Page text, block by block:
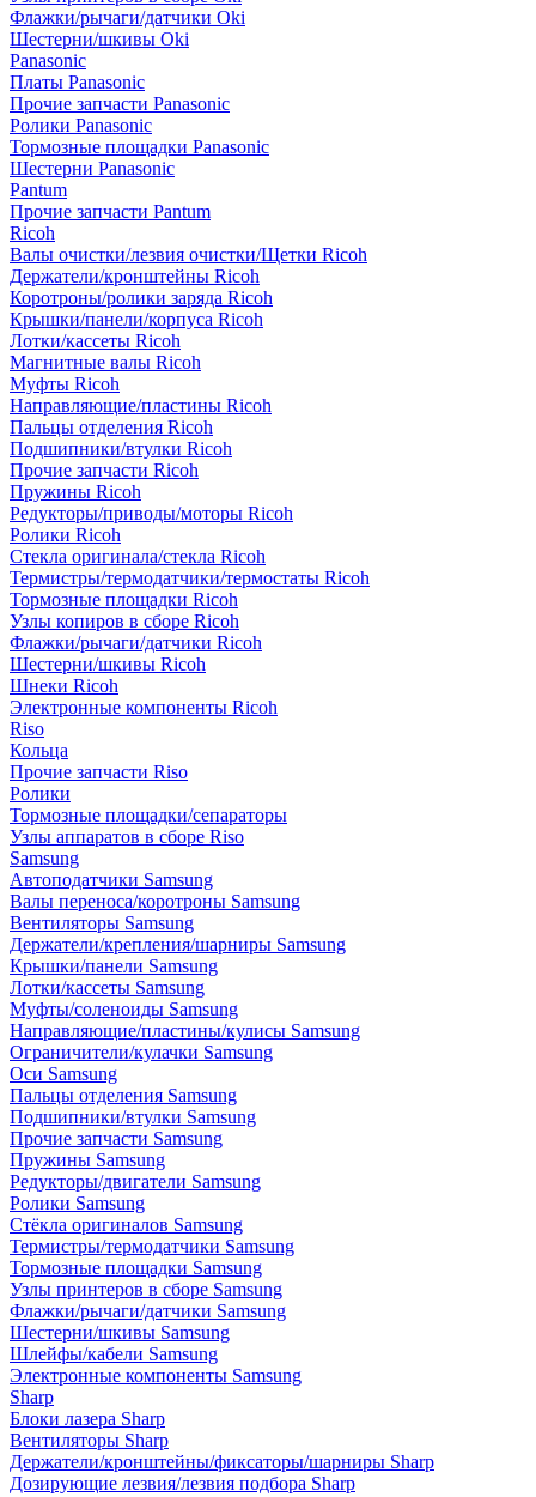
Флажки/рычаги/датчики Oki
Шестерни/шкивы Oki
Panasonic
Платы Panasonic
Прочие запчасти Panasonic
Ролики Panasonic
Тормозные площадки Panasonic
Шестерни Panasonic
Pantum
Прочие запчасти Pantum
Ricoh
Валы очистки/лезвия очистки/Щетки Ricoh
Держатели/кронштейны Ricoh
Коротроны/ролики заряда Ricoh
Крышки/панели/корпуса Ricoh
Лотки/кассеты Ricoh
Магнитные валы Ricoh
Муфты Ricoh
Направляющие/пластины Ricoh
Пальцы отделения Ricoh
Подшипники/втулки Ricoh
Прочие запчасти Ricoh
Пружины Ricoh
Редукторы/приводы/моторы Ricoh
Ролики Ricoh
Стекла оригинала/стекла Ricoh
Термистры/термодатчики/термостаты Ricoh
Тормозные площадки Ricoh
Узлы копиров в сборе Ricoh
Флажки/рычаги/датчики Ricoh
Шестерни/шкивы Ricoh
Шнеки Ricoh
Электронные компоненты Ricoh
Riso
Кольца
Прочие запчасти Riso
Ролики
Тормозные площадки/сепараторы
Узлы аппаратов в сборе Riso
Samsung
Автоподатчики Samsung
Валы переноса/коротроны Samsung
Вентиляторы Samsung
Держатели/крепления/шарниры Samsung
Крышки/панели Samsung
Лотки/кассеты Samsung
Муфты/соленоиды Samsung
Направляющие/пластины/кулисы Samsung
Ограничители/кулачки Samsung
Оси Samsung
Пальцы отделения Samsung
Подшипники/втулки Samsung
Прочие запчасти Samsung
Пружины Samsung
Редукторы/двигатели Samsung
Ролики Samsung
Стёкла оригиналов Samsung
Термистры/термодатчики Samsung
Тормозные площадки Samsung
Узлы принтеров в сборе Samsung
Флажки/рычаги/датчики Samsung
Шестерни/шкивы Samsung
Шлейфы/кабели Samsung
Электронные компоненты Samsung
Sharp
Блоки лазера Sharp
Вентиляторы Sharp
Держатели/кронштейны/фиксаторы/шарниры Sharp
Дозирующие лезвия/лезвия подбора Sharp